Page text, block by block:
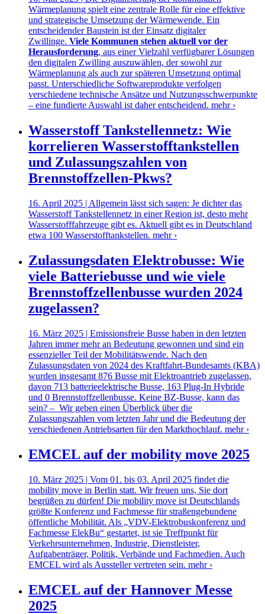
Wärmeplanung spielt eine zentrale Rolle für eine effektive
und strategische Umsetzung der Wärmewende. Ein
entscheidender Baustein ist der Einsatz digitaler
Zwillinge. Viele Kommunen stehen aktuell vor der
Herausforderung, aus einer Vielzahl verfügbarer Lösungen
den digitalen Zwilling auszuwählen, der sowohl zur
Wärmeplanung als auch zur späteren Umsetzung optimal
passt. Unterschiedliche Softwareprodukte verfolgen
verschiedene technische Ansätze und Nutzungsschwerpunkte
– eine fundierte Auswahl ist daher entscheidend. mehr ›
Wasserstoff Tankstellennetz: Wie
korrelieren Wasserstofftankstellen
und Zulassungszahlen von
Brennstoffzellen-Pkws?
16. April 2025 | Allgemein lässt sich sagen: Je dichter das
Wasserstoff Tankstellennetz in einer Region ist, desto mehr
Wasserstofffahrzeuge gibt es. Aktuell gibt es in Deutschland
etwa 100 Wasserstofftankstellen. mehr ›
Zulassungsdaten Elektrobusse: Wie
viele Batteriebusse und wie viele
Brennstoffzellenbusse wurden 2024
zugelassen?
16. März 2025 | Emissionsfreie Busse haben in den letzten
Jahren immer mehr an Bedeutung gewonnen und sind ein
essenzieller Teil der Mobilitätswende. Nach den
Zulassungsdaten von 2024 des Kraftfahrt-Bundesamts (KBA)
wurden insgesamt 876 Busse mit Elektroantrieb zugelassen,
davon 713 batterieelektrische Busse, 163 Plug-In Hybride
und 0 Brennstoffzellenbusse. Keine BZ-Busse, kann das
sein? – Wir geben einen Überblick über die
Zulassungszahlen vom letzten Jahr und die Bedeutung der
verschiedenen Antriebsarten für den Markthochlauf. mehr ›
EMCEL auf der mobility move 2025
10. März 2025 | Vom 01. bis 03. April 2025 findet die
mobility move in Berlin statt. Wir freuen uns, Sie dort
begrüßen zu dürfen! Die mobility move ist Deutschlands
größte Konferenz und Fachmesse für straßengebundene
öffentliche Mobilität. Als „VDV-Elektrobuskonferenz und
Fachmesse ElekBu“ gestartet, ist sie Treffpunkt für
Verkehrsunternehmen, Industrie, Dienstleister,
Aufgabenträger, Politik, Verbände und Fachmedien. Auch
EMCEL wird als Aussteller vertreten sein. mehr ›
EMCEL auf der Hannover Messe
2025